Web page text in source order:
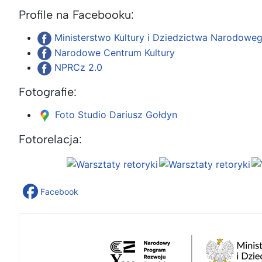
Profile na Facebooku:
Ministerstwo Kultury i Dziedzictwa
Narodowe Centrum Kultury
NPRCz 2.0
Fotografie:
Foto Studio Dariusz Gołdyn
Fotorelacja:
Facebook